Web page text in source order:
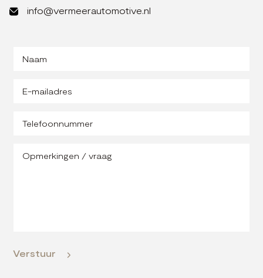
info@vermeerautomotive.nl
Verstuur